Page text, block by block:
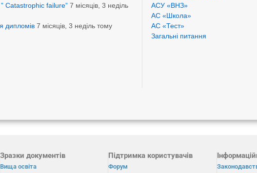
Catastrophic failure” 7 місяців, 3 неділь
дипломів 7 місяців, 3 неділь тому
АСУ «ВНЗ»
АС «Школа»
АС «Тест»
Загальні питання
Зразки документів
Вища освіта
Підтримка користувачів
Форум